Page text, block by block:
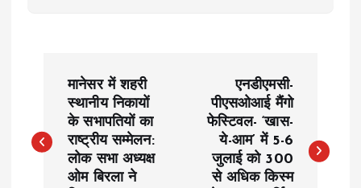
s
मानेसर में शहरी
स्थानीय निकायों
के सभापतियों का
राष्ट्रीय सम्मेलन:
लोक सभा अध्यक्ष
ओम बिरला ने
एनडीएमसी-
पीएसओआई मैंगो
फेस्टिवल- ‘खास-
ये-आम’ में 5-6
जुलाई को 300
से अधिक किस्म